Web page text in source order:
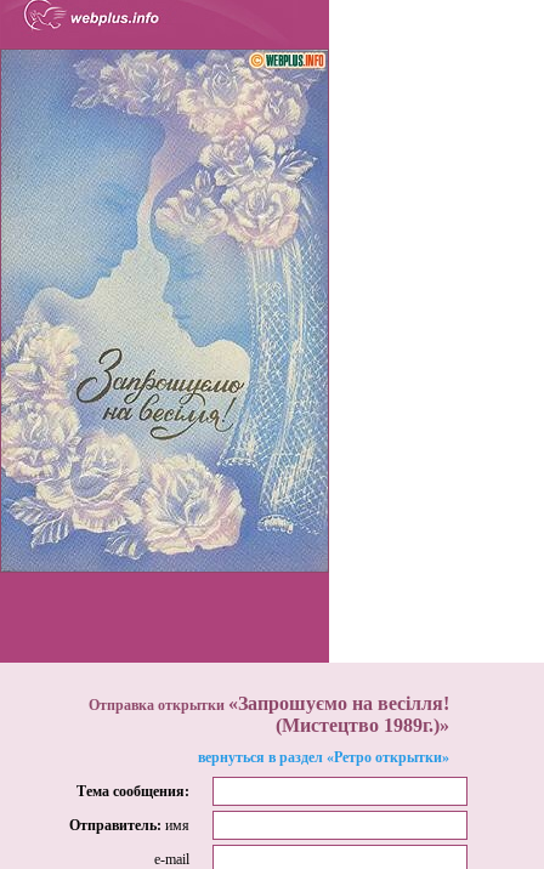
Отправка открытки «Запрошуємо на весілля!
(Мистецтво 1989г.)»
вернуться в раздел «Ретро открытки»
Тема сообщения:
Отправитель: имя
e-mail